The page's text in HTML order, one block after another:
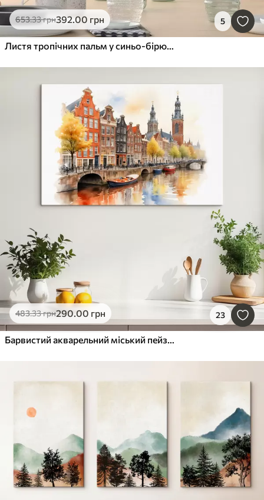
653.33грн392.00 грн 5
483.33грн290 .00 грн 23